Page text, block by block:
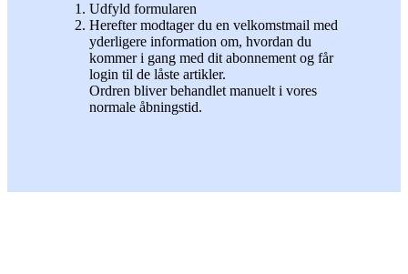
Udfyld formularen
Herefter modtager du en velkomstmail med
yderligere information om, hvordan du
kommer i gang med dit abonnement og får
login til de låste artikler.
Ordren bliver behandlet manuelt i vores
normale åbningstid.